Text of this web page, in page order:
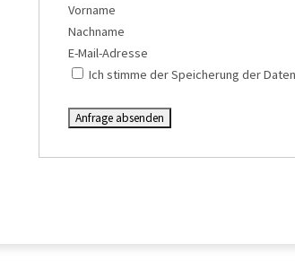
Vorname
Nachname
E-Mail-Adresse
Ich stimme der Speicherung der